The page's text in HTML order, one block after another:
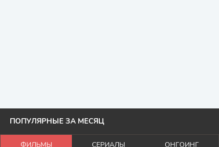
ПОПУЛЯРНЫЕ ЗА МЕСЯЦ
ФИЛЬМЫ СЕРИАЛЫ ОНГОИНГ